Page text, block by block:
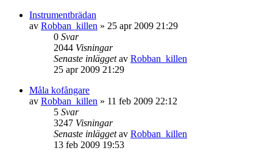
Instrumentbrädan
av Robban_killen » 25 apr 2009 21:29
0 Svar
2044 Visningar
Senaste inläggetav Robban_killen
25 apr 2009 21:29
Måla kofångare
av Robban_killen » 11 feb 2009 22:12
5 Svar
3247 Visningar
Senaste inläggetav Robban_killen
13 feb 2009 19:53